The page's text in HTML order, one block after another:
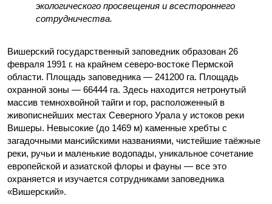
экологического просвещения и всестороннего
сотрудничества.
Вишерский государственный заповедник образован 26
февраля 1991 г. на крайнем северо-востоке Пермской
области. Площадь заповедника — 241200 га. Площадь
охранной зоны — 66444 га. Здесь находится нетронутый
массив темнохвойной тайги и гор, расположенный в
живописнейших местах Северного Урала у истоков реки
Вишеры. Невысокие (до 1469 м) каменные хребты с
загадочными мансийскими названиями, чистейшие таёжные
реки, ручьи и маленькие водопады, уникальное сочетание
европейской и азиатской флоры и фауны — все это
охраняется и изучается сотрудниками заповедника
«Вишерский».